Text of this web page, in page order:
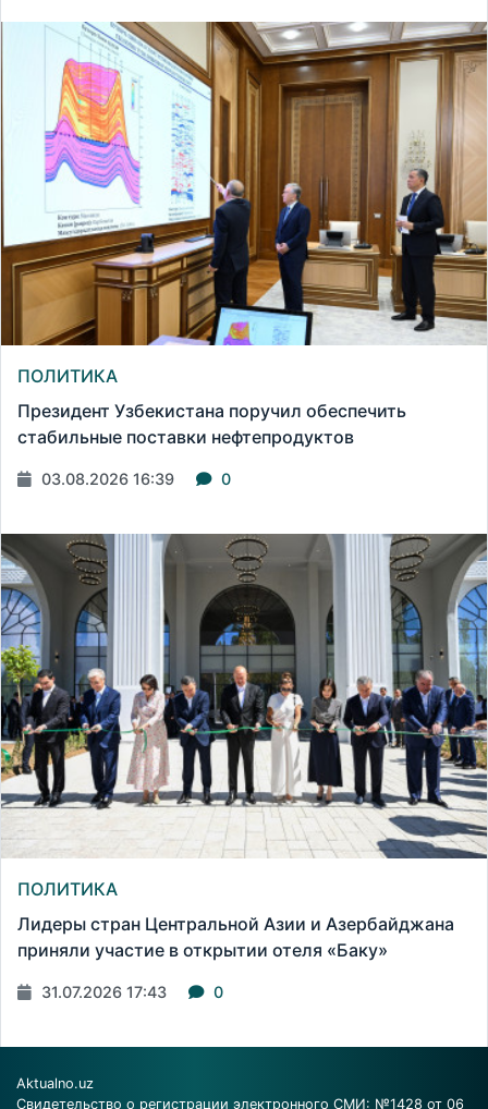
ПОЛИТИКА
Президент Узбекистана поручил обеспечить
стабильные поставки нефтепродуктов
03.08.2026 16:39 0
ПОЛИТИКА
Лидеры стран Центральной Азии и Азербайджана
приняли участие в открытии отеля «Баку»
31.07.2026 17:43 0
Aktualno.uz
Свидетельство о регистрации электронного СМИ: №1428 от 06